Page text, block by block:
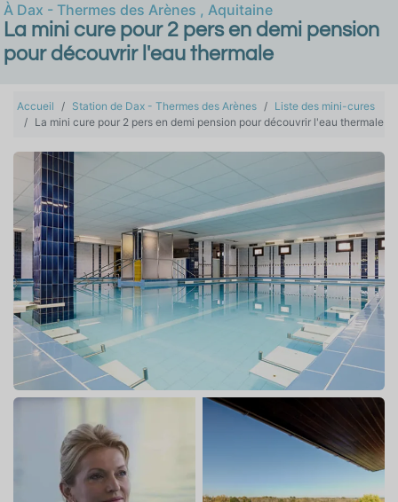
À Dax - Thermes des Arènes , Aquitaine
La mini cure pour 2 pers en demi pension
pour découvrir l'eau thermale
Accueil Station de Dax - Thermes des Arènes
Liste des mini-cures
La mini cure pour 2 pers en demi pension pour découvrir l'eau thermale